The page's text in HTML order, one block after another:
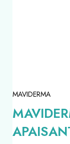
MAVIDERMA